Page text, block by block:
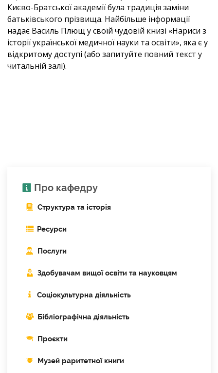
Києво-Братської академії була традиція заміни
батьківського прізвища. Найбільше інформації
надає Василь Плющ у своїй чудовій книзі «Нариси з
історії української медичної науки та освіти», яка є у
відкритому доступі (або запитуйте повний текст у
читальній залі).
Про кафедру
Структура та історія
Ресурси
Послуги
Здобувачам вищої освіти та науковцям
Соціокультурна діяльність
Бібліографічна діяльність
Проєкти
Музей раритетної книги